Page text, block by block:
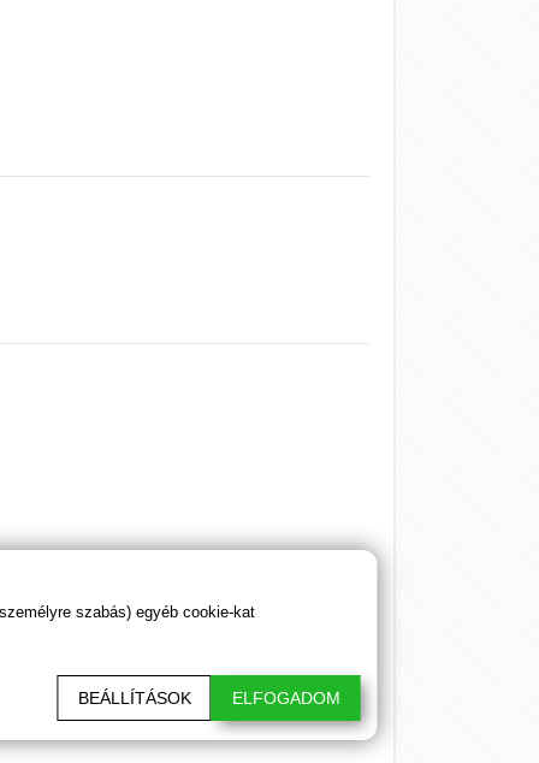
szabás) egyéb cookie-kat
BEÁLLÍTÁSOK ELFOGADOM